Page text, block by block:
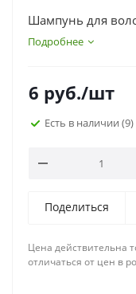
Шампунь для
Подробнее
6 руб./шт
Есть в наличии (9)
Поделиться
Цена действительна
отличаться от цен в